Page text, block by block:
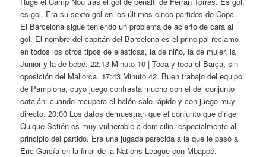
es gol. Era su sexto gol en los últimos cinco partidos de Copa.
El Barcelona sigue teniendo un problema de acierto de cara al
gol. El nombre del capitán del Barcelona es el principal reclamo
en todos los otros tipos de elásticas, la de niño, la de mujer, la
Junior y la de bebé. 22:13 Minuto 10 | Toca y toca el Barça, sin
oposición del Mallorca. 17:43 Minuto 42. Buen trabajo del equipo
de Pamplona, cuyo juego contrasta mucho con el del conjunto
catalán: cuando recupera el balón sale rápido y con juego muy
directo. 20:00 Los datos demuestran que el conjunto que dirige
Quique Setién es muy vulnerable a domicilio, especialmente al
principio del partido. Era una jugada parecida a la que le pasó a
Eric García en la final de la Nations League con Mbappé.